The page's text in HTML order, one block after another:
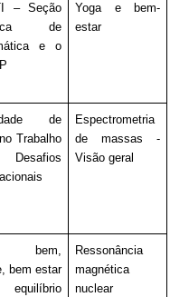
– Seção
de
e o
Yoga e bem-
estar
de
Trabalho
Espectrometria
de massas -
Visão geral
bem,
bem estar
Ressonância
magnética
nuclear